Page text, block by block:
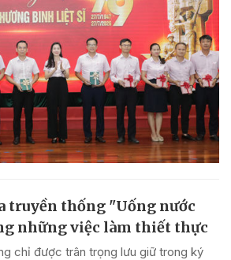
truyền thống "Uống nước
những việc làm thiết thực
chỉ được trân trọng lưu giữ trong ký